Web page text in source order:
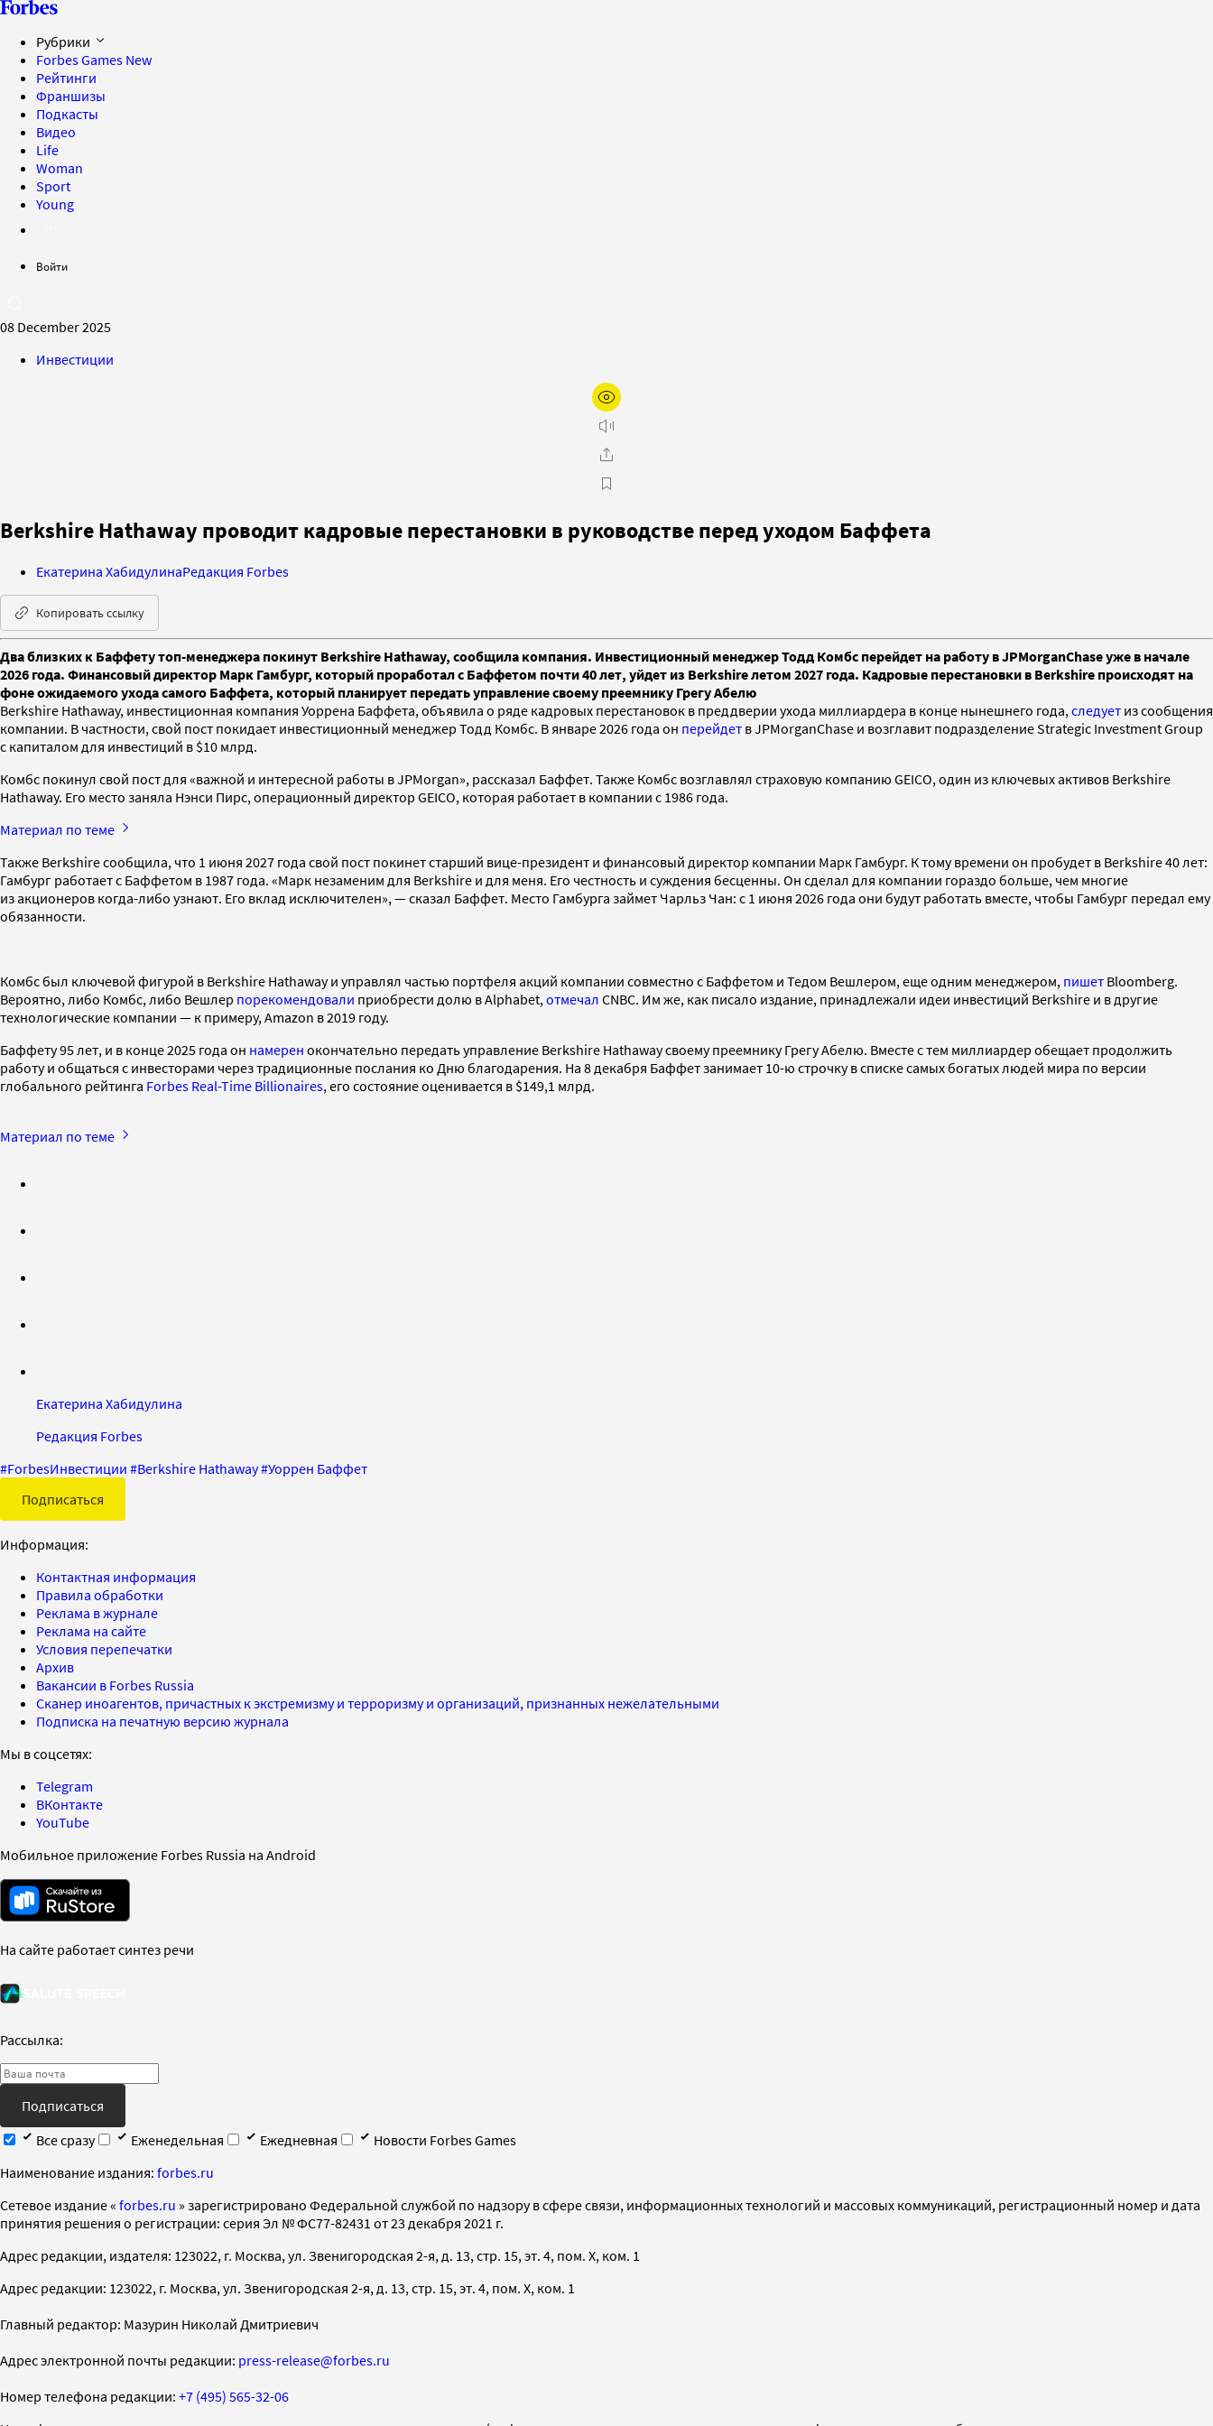
Рубрики
Forbes Games New
Рейтинги
Франшизы
Подкасты
Видео
Life
Woman
Sport
Young
Войти
08 December 2025
Инвестиции
Berkshire Hathaway проводит кадровые перестановки в руководстве перед уходом Баффета
Екатерина ХабидулинаРедакция Forbes
Копировать ссылку
Два близких к Баффету топ-менеджера покинут Berkshire Hathaway, сообщила компания. Инвестиционный менеджер Тодд Комбс перейдет на работу в JPMorganChase уже в начале
2026 года. Финансовый директор Марк Гамбург, который проработал с Баффетом почти 40 лет, уйдет из Berkshire летом 2027 года. Кадровые перестановки в Berkshire происходят на
фоне ожидаемого ухода самого Баффета, который планирует передать управление своему преемнику Грегу Абелю
Berkshire Hathaway, инвестиционная компания Уоррена Баффета, объявила о ряде кадровых перестановок в преддверии ухода миллиардера в конце нынешнего года, следует из сообщения
компании. В частности, свой пост покидает инвестиционный менеджер Тодд Комбс. В январе 2026 года он перейдет в JPMorganChase и возглавит подразделение Strategic Investment Group
с капиталом для инвестиций в $10 млрд.
Комбс покинул свой пост для «важной и интересной работы в JPMorgan», рассказал Баффет. Также Комбс возглавлял страховую компанию GEICO, один из ключевых активов Berkshire
Hathaway. Его место заняла Нэнси Пирс, операционный директор GEICO, которая работает в компании с 1986 года.
Материал по теме
Также Berkshire сообщила, что 1 июня 2027 года свой пост покинет старший вице-президент и финансовый директор компании Марк Гамбург. К тому времени он пробудет в Berkshire 40 лет:
Гамбург работает с Баффетом в 1987 года. «Марк незаменим для Berkshire и для меня. Его честность и суждения бесценны. Он сделал для компании гораздо больше, чем многие
из акционеров когда-либо узнают. Его вклад исключителен», — сказал Баффет. Место Гамбурга займет Чарльз Чан: с 1 июня 2026 года они будут работать вместе, чтобы Гамбург передал ему
обязанности.
Комбс был ключевой фигурой в Berkshire Hathaway и управлял частью портфеля акций компании совместно с Баффетом и Тедом Вешлером, еще одним менеджером, пишет Bloomberg.
Вероятно, либо Комбс, либо Вешлер порекомендовали приобрести долю в Alphabet, отмечал CNBC. Им же, как писало издание, принадлежали идеи инвестиций Berkshire и в другие
технологические компании — к примеру, Amazon в 2019 году.
Баффету 95 лет, и в конце 2025 года он намерен окончательно передать управление Berkshire Hathaway своему преемнику Грегу Абелю. Вместе с тем миллиардер обещает продолжить
работу и общаться с инвесторами через традиционные послания ко Дню благодарения. На 8 декабря Баффет занимает 10-ю строчку в списке самых богатых людей мира по версии
глобального рейтинга Forbes Real-Time Billionaires, его состояние оценивается в $149,1 млрд.
Материал по теме
Екатерина Хабидулина
Редакция Forbes
#ForbesИнвестиции #Berkshire Hathaway#Уоррен Баффет
Подписаться
Информация:
Контактная информация
Правила обработки
Реклама в журнале
Реклама на сайте
Условия перепечатки
Архив
Вакансии в Forbes Russia
Сканер иноагентов, причастных к экстремизму и терроризму и организаций, признанных нежелательными
Подписка на печатную версию журнала
Мы в соцсетях:
Telegram
ВКонтакте
YouTube
Мобильное приложение Forbes Russia на Android
На сайте работает синтез речи
Рассылка:
Подписаться
Все сразу
Еженедельная Ежедневная
Новости Forbes Games
Наименование издания: forbes.ru
Cетевое издание « forbes.ru » зарегистрировано Федеральной службой по надзору в сфере связи, информационных технологий и массовых коммуникаций, регистрационный номер и дата
принятия решения о регистрации: серия Эл № ФС77-82431 от 23 декабря 2021 г.
Адрес редакции, издателя: 123022, г. Москва, ул. Звенигородская 2-я, д. 13, стр. 15, эт. 4, пом. X, ком. 1
Адрес редакции: 123022, г. Москва, ул. Звенигородская 2-я, д. 13, стр. 15, эт. 4, пом. X, ком. 1
Главный редактор: Мазурин Николай Дмитриевич
Адрес электронной почты редакции: press-release@forbes.ru
Номер телефона редакции: +7 (495) 565-32-06